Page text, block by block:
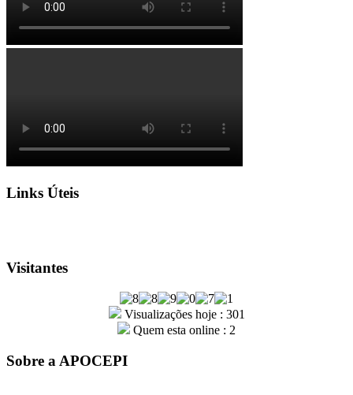
Links Úteis
Visitantes
Visualizações hoje : 301
Quem esta online : 2
Sobre a APOCEPI